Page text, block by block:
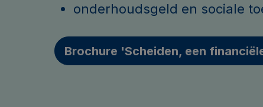
onderhoudsgeld en sociale
Brochure 'Scheiden, een